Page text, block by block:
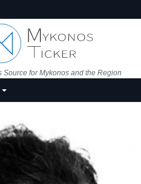
Source for Mykonos and the Region